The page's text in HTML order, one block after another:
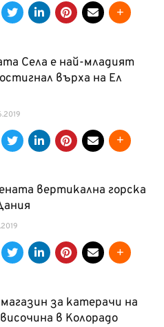
Села е най-младият
върха на Ел
вертикална горска
за катерачи на
в Колорадо